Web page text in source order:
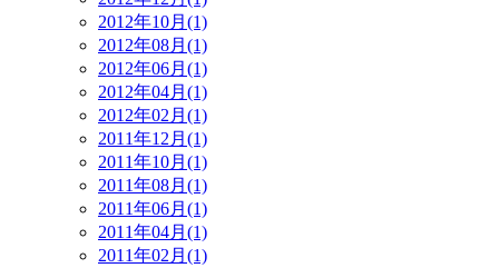
2012年10月(1)
2012年08月(1)
2012年06月(1)
2012年04月(1)
2012年02月(1)
2011年12月(1)
2011年10月(1)
2011年08月(1)
2011年06月(1)
2011年04月(1)
2011年02月(1)